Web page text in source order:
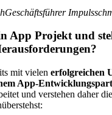
Geschäftsführer
App Projekt und
mit vielen erfolgreichen
App-
und verstehen daher